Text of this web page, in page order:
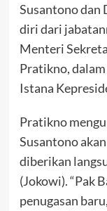
Susantono dan
diri dari
Menteri
Pratikno,
Istana
Pratikno
Susantono
diberikan
(Jokowi). “Pak
penugasan